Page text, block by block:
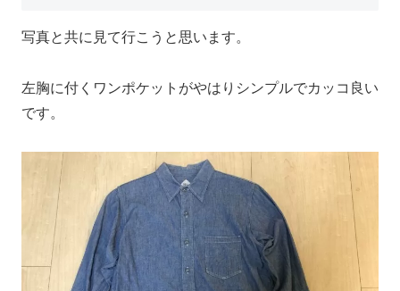
写真と共に見て行こうと思います。
左胸に付くワンポケットがやはりシンプルでカッコ良い
です。